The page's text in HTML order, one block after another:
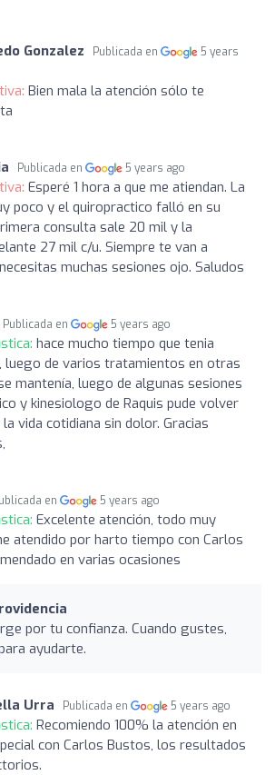
Gonzalez Publicada en
5 years
Bien mala la atención sólo te
Publicada en 5 years ago
Esperé 1 hora a que me atiendan. La
poco y el quiropractico falló en su
consulta sale 20 mil y la
27 mil c/u. Siempre te van a
muchas sesiones ojo. Saludos
Publicada en 5 years ago
hace mucho tiempo que tenia
luego de varios tratamientos en otras
mantenía, luego de algunas sesiones
y kinesiologo de Raquis pude volver
vida cotidiana sin dolor. Gracias
en 5 years ago
Excelente atención, todo muy
atendido por harto tiempo con Carlos
en varias ocasiones
por tu confianza. Cuando gustes,
ayudarte.
Urra Publicada en 5 years ago
Recomiendo 100% la atención en
con Carlos Bustos, los resultados